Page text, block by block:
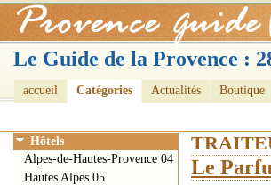
Le Guide de la Provence :
accueil Catégories Actualités Boutique
Le
Hôtels
Alpes-de-Hautes-Provence 04
Hautes Alpes 05